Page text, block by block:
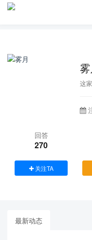
雾
这
回答
270
关注TA
最新动态